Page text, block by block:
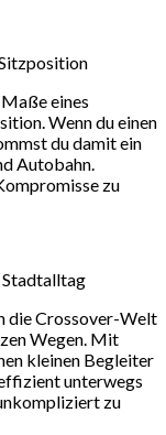
eines
Wenn du einen
du damit ein
Autobahn.
zu
Stadtalltag
die Crossover-Welt
Wegen. Mit
kleinen Begleiter
unterwegs
zu